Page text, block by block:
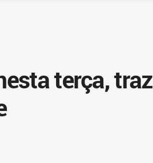
terça, traz